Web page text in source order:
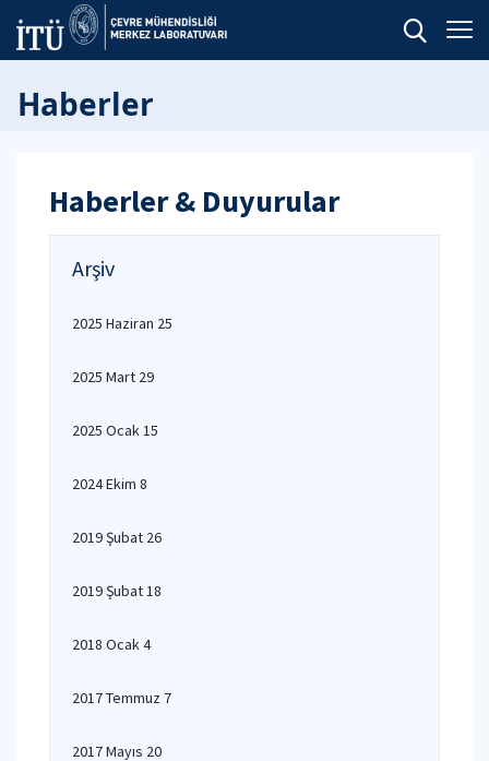
Haberler
Haberler & Duyurular
Arşiv
2025 Haziran 25
2025 Mart 29
2025 Ocak 15
2024 Ekim 8
2019 Şubat 26
2019 Şubat 18
2018 Ocak 4
2017 Temmuz 7
2017 Mayıs 20